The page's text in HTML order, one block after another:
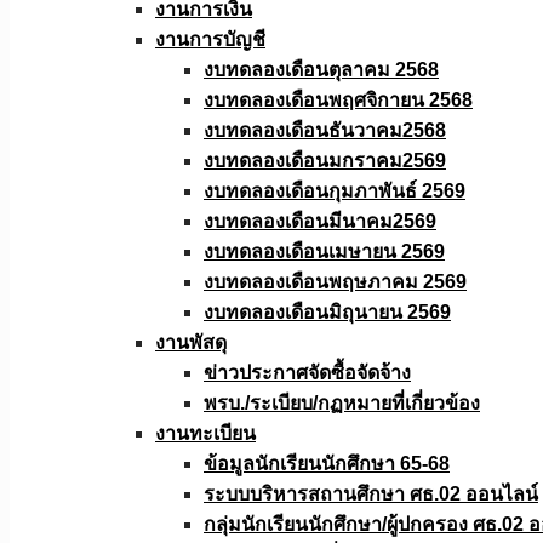
งานการเงิน
งานการบัญชี
งบทดลองเดือนตุลาคม 2568
งบทดลองเดือนพฤศจิกายน 2568
งบทดลองเดือนธันวาคม2568
งบทดลองเดือนมกราคม2569
งบทดลองเดือนกุมภาพันธ์ 2569
งบทดลองเดือนมีนาคม2569
งบทดลองเดือนเมษายน 2569
งบทดลองเดือนพฤษภาคม 2569
งบทดลองเดือนมิถุนายน 2569
งานพัสดุ
ข่าวประกาศจัดซื้อจัดจ้าง
พรบ./ระเบียบ/กฏหมายที่เกี่ยวข้อง
งานทะเบียน
ข้อมูลนักเรียนนักศึกษา 65-68
ระบบบริหารสถานศึกษา ศธ.02 ออนไลน์
กลุ่มนักเรียนนักศึกษา/ผู้ปกครอง ศธ.02